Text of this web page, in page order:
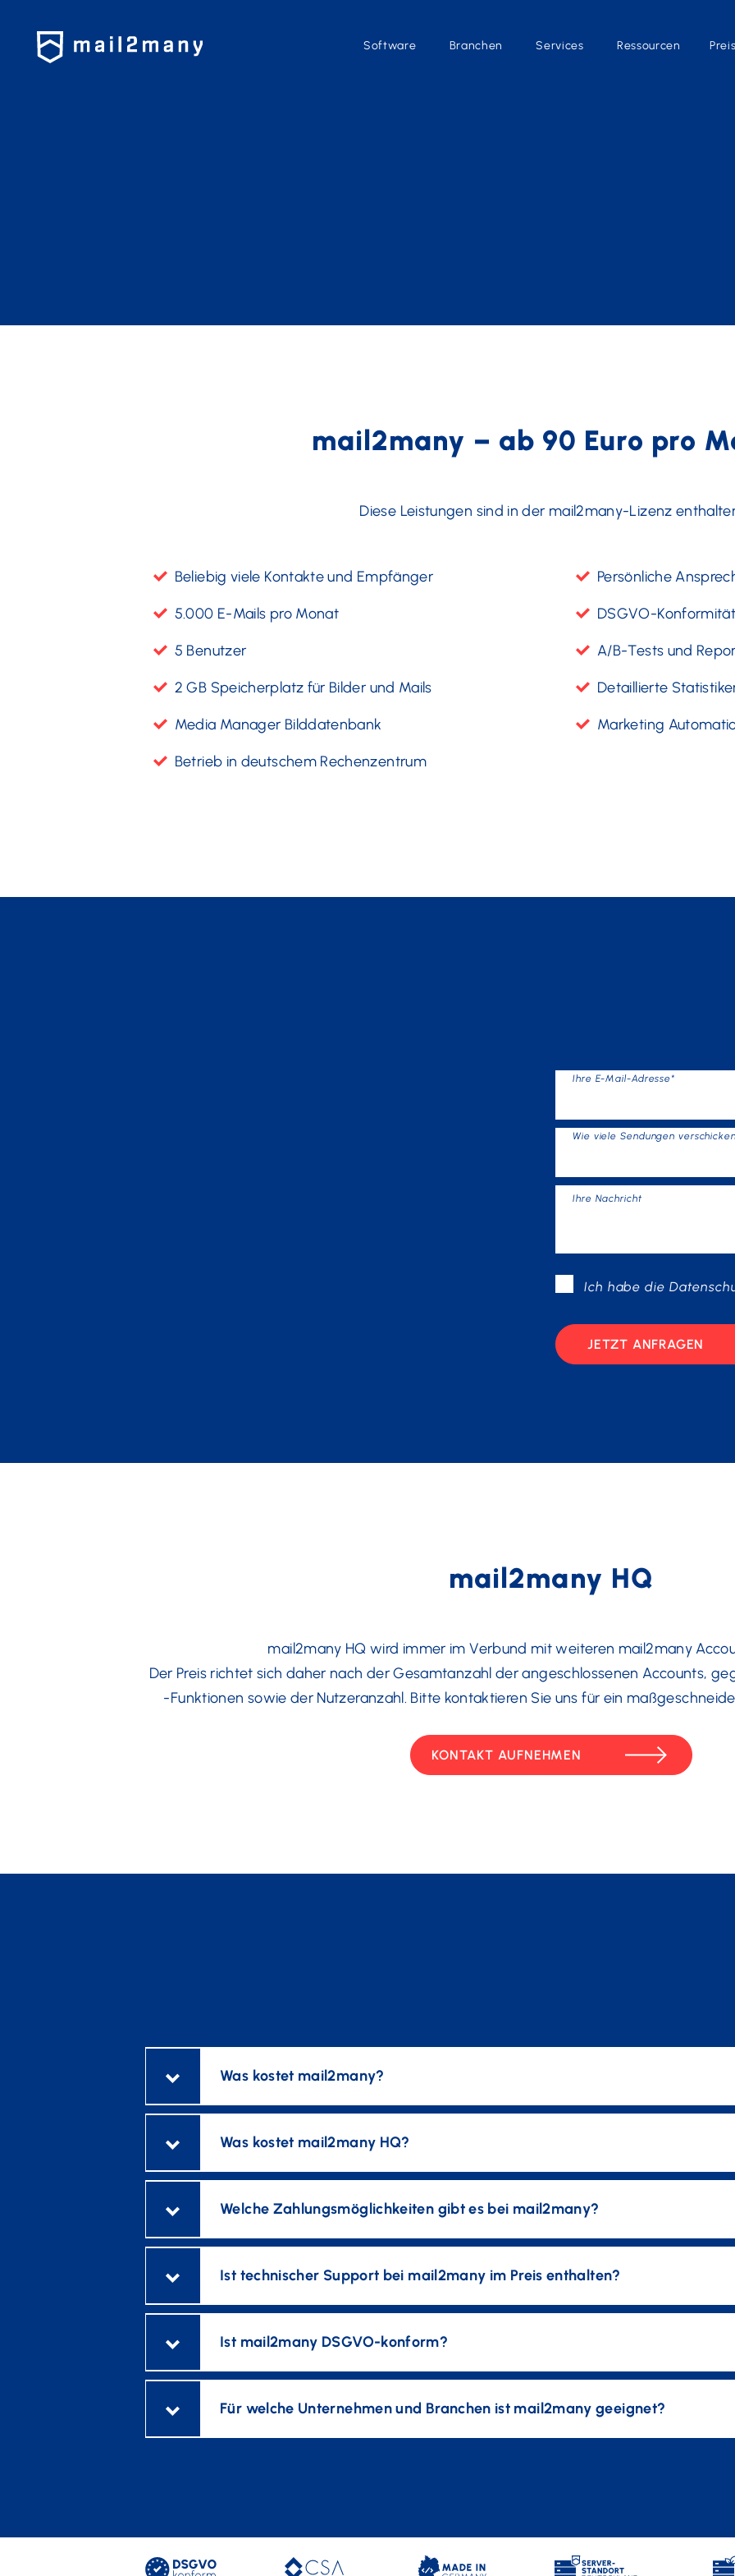
Software Branchen Services Ressourcen
mail2many – ab 90 Euro pro
Diese Leistungen sind in der mail2many-Lizenz
Beliebig viele Kontakte und Empfänger
5.000 E-Mails pro Monat
5 Benutzer
2 GB Speicherplatz für Bilder und Mails
Media Manager Bilddatenbank
Betrieb in deutschem Rechenzentrum
Persönliche
DSGVO-
A/B-Tests und
Detaillierte
Marketing
Ihre E-Mail-Adresse*
Wie viele Sendungen
Ihre Nachricht
Ich habe die
JETZT ANFRAGEN
mail2many HQ
mail2many HQ wird immer im Verbund mit weiteren mail2many
Der Preis richtet sich daher nach der Gesamtanzahl der angeschlossenen Accounts,
-Funktionen sowie der Nutzeranzahl. Bitte kontaktieren Sie uns für ein
KONTAKT AUFNEHMEN
Was kostet mail2many?
Was kostet mail2many HQ?
Welche Zahlungsmöglichkeiten gibt es bei mail2many?
Ist technischer Support bei mail2many im Preis enthalten?
Ist mail2many DSGVO-konform?
Für welche Unternehmen und Branchen ist mail2many geeignet?